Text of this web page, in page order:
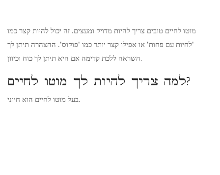
מוטו לחיים טובים צריך להיות מדויק ומעצים. זה יכול להיות קצר כמו
'לחיות עם פחות' או אפילו קצר יותר כמו 'פוקוס'. ההצהרה תיתן לך
השראה ללכת קדימה אם היא תיתן לך כוח וכיוון.
למה צריך להיות לך מוטו לחיים?
בעל מוטו לחיים הוא חיוני.